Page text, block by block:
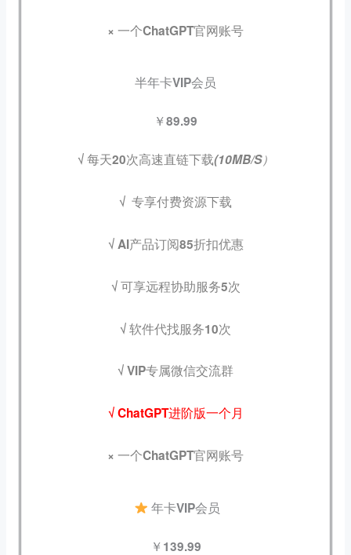
× 一个ChatGPT官网账号
半年卡VIP会员
￥89.99
√ 每天20次高速直链下载(10MB/S）
√ 专享付费资源下载
√ AI产品订阅85折扣优惠
√ 可享远程协助服务5次
√ 软件代找服务10次
√ VIP专属微信交流群
√ ChatGPT进阶版一个月
× 一个ChatGPT官网账号
年卡VIP会员
￥139.99